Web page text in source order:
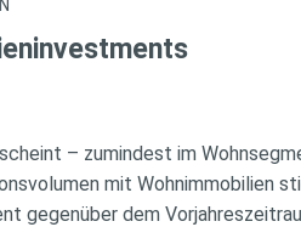
– zumindest im
mit Wohnimmobilien
gegenüber dem